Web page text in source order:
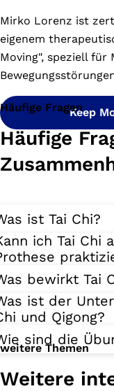
Mirko Lorenz ist
eigenem
Moving", speziell für
Keep
Häufige Fragen
Häufige
ist Tai Chi?
ich Tai Chi
bewirkt Tai
ist der
und Qigong?
sind die
weitere Themen
Weitere